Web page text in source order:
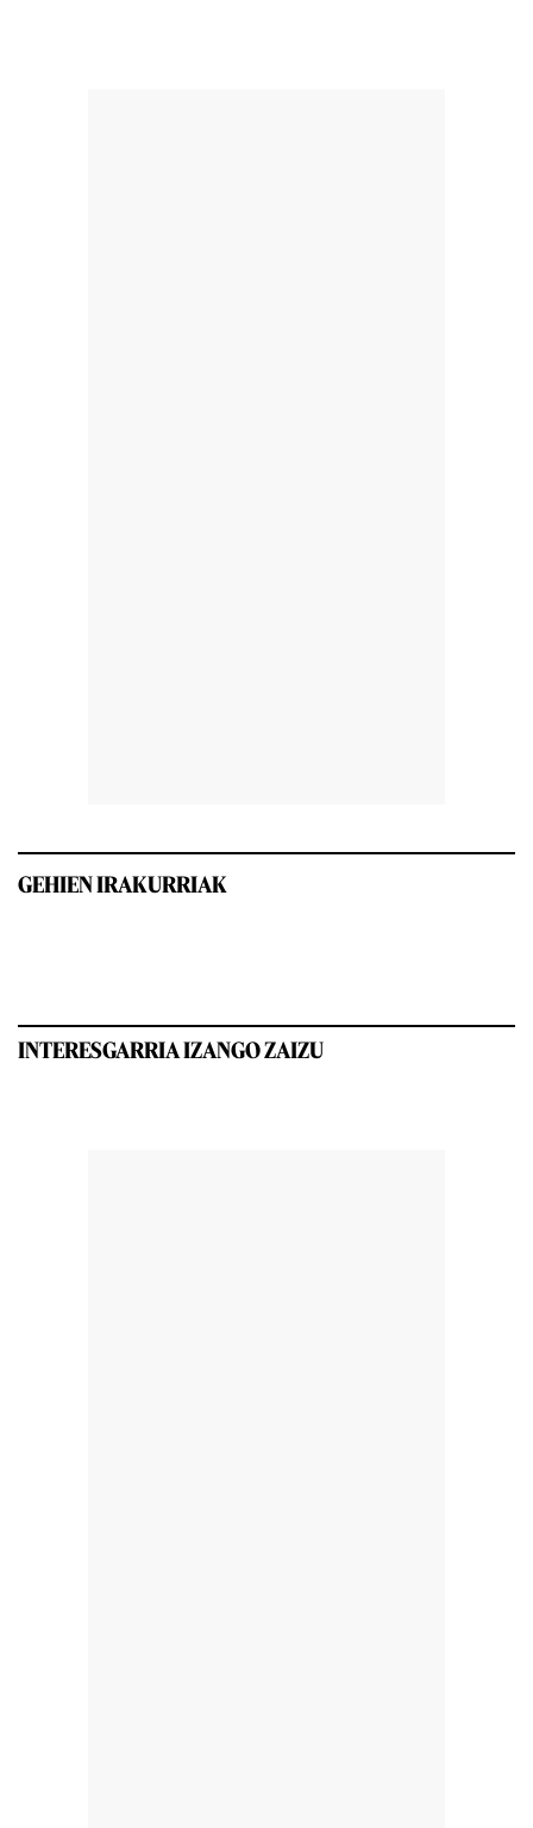
GEHIEN IRAKURRIAK
INTERESGARRIA IZANGO ZAIZU